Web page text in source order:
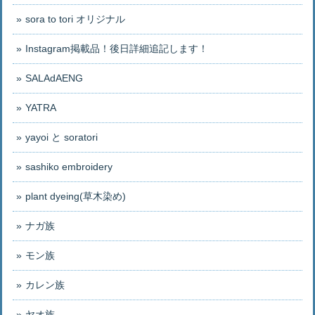
sora to tori オリジナル
Instagram掲載品！後日詳細追記します！
SALAdAENG
YATRA
yayoi と soratori
sashiko embroidery
plant dyeing(草木染め)
ナガ族
モン族
カレン族